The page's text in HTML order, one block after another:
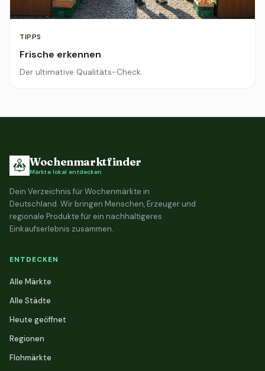
TIPPS
Frische erkennen
Der ultimative Qualitäts-Check.
Wochenmarktfinder
Märkte lokal entdecken
Dein Verzeichnis für Wochenmärkte in
Deutschland. Wir bringen Menschen, Erzeuger und
regionale Produkte für ein nachhaltigeres
Einkaufserlebnis zusammen.
ENTDECKEN
Alle Märkte
Alle Städte
Heute geöffnet
Regionen
Flohmärkte